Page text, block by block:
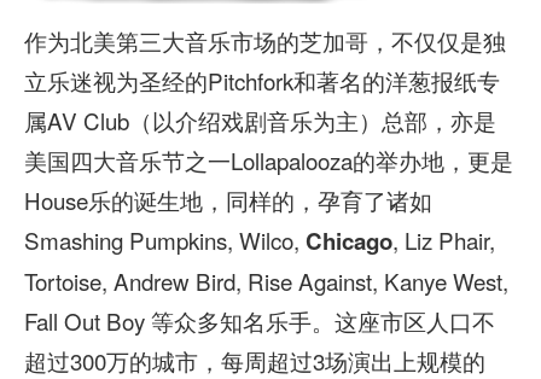
作为北美第三大音乐市场的芝加哥，不仅仅是独
立乐迷视为圣经的Pitchfork和著名的洋葱报纸专
属AV Club（以介绍戏剧音乐为主）总部，亦是
美国四大音乐节之一Lollapalooza的举办地，更是
House乐的诞生地，同样的，孕育了诸如
Smashing Pumpkins, Wilco, Chicago, Liz Phair,
Tortoise, Andrew Bird, Rise Against, Kanye West,
Fall Out Boy 等众多知名乐手。这座市区人口不
超过300万的城市，每周超过3场演出上规模的